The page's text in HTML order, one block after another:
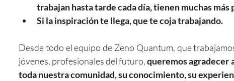
trabajan hasta tarde cada día, tienen muchas
Si la inspiración te llega, que te coja trabajando.
Desde todo el equipo de Zeno Quantum, que
jóvenes, profesionales del futuro, queremos agradecer
toda nuestra comunidad, su conocimiento, su